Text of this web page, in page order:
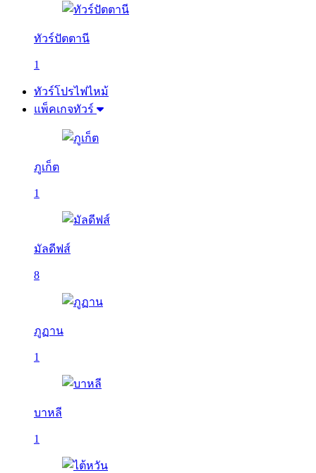
ทัวร์ปัตตานี
1
ทัวร์โปรไฟไหม้
แพ็คเกจทัวร์
ภูเก็ต
1
มัลดีฟส์
8
ภูฏาน
1
บาหลี
1